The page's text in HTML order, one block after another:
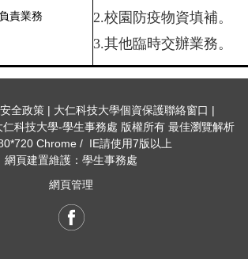
負責業務
2.校園防疫物資填補。
3.其他臨時交辦業務。
全政策 | 大仁科技大學個資保護聯絡窗口 |
科技大學-學生事務處 版權所有 最佳瀏覽解析
Chrome / IE請使用7版以上
網頁建置維護：學生事務處
網頁管理